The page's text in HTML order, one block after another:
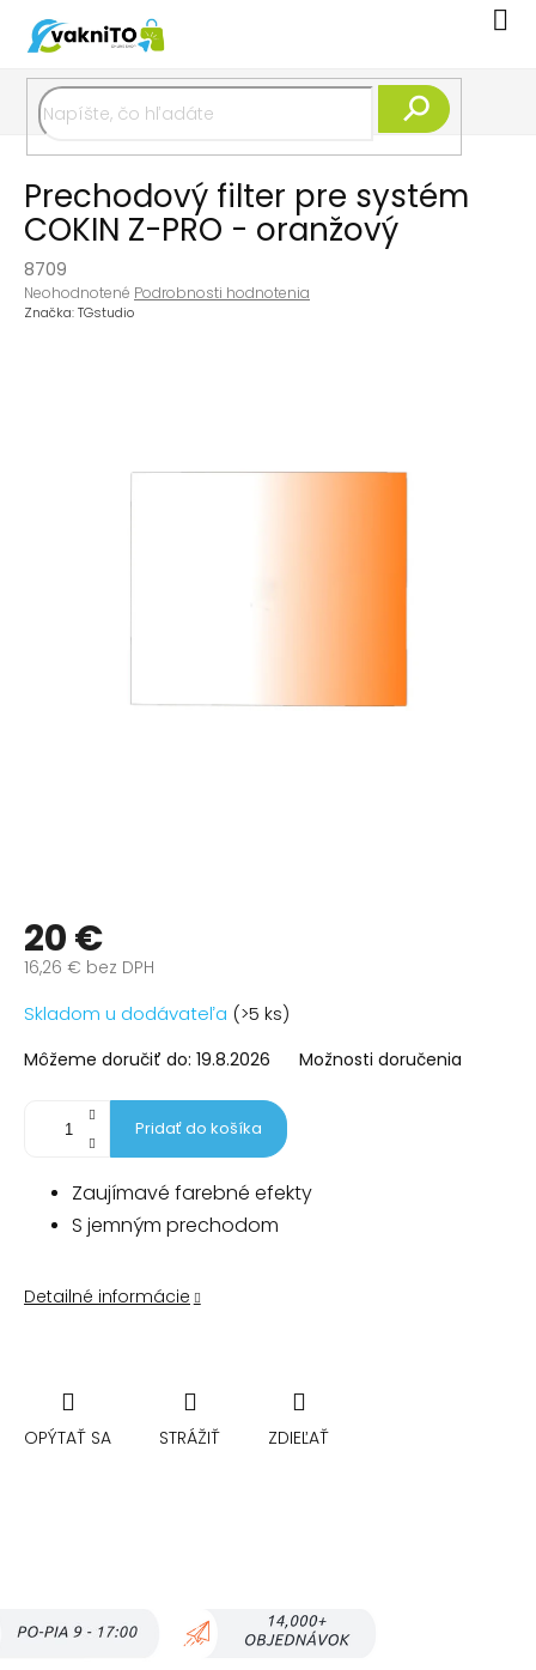
obsah
Prechodový filter pre systém
COKIN Z-PRO - oranžový
8709
Priemerné
hodnotenie
Neohodnotené Podrobnosti hodnotenia
Značka:TGstudio
20 €
16,26 € bez DPH
Jednotková
cena:
Skladom u dodávateľa (>5 ks)
Môžeme doručiť do: 19.8.2026 Možnosti doručenia
Pridať do košíka
Zaujímavé farebné efekty
S jemným prechodom
Detailné informácie
OPÝTAŤ SA STRÁŽIŤ ZDIEĽAŤ